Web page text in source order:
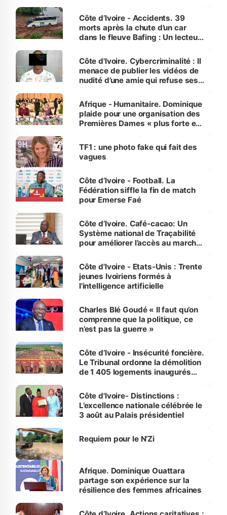
Côte d’Ivoire - Accidents. 39
morts après la chute d’un car
dans le fleuve Bafing : Un lecteur
des Transports
Côte d'Ivoire. Cybercriminalité : Il
menace de publier les vidéos de
nudité d’une amie qui refuse ses
Afrique - Humanitaire. Dominique
plaide pour une organisation des
Premières Dames « plus forte et
sur la scène internationale »
TF1 : une photo fake qui fait des
vagues
Côte d’Ivoire - Football. La
Fédération siffle la fin de match
pour Emerse Faé
Côte d’Ivoire. Café-cacao: Un
Système national de Traçabilité
pour améliorer l’accès au marché
Côte d'Ivoire - Etats-Unis : Trente
jeunes Ivoiriens formés à
l'intelligence artificielle
Charles Blé Goudé « Il faut qu’on
comprenne que la politique, ce
n’est pas la guerre »
Côte d’Ivoire - Insécurité foncière.
Le Tribunal ordonne la démolition
de 1 405 logements inaugurés
Bassam
Côte d'Ivoire- Distinctions :
L’excellence nationale célébrée le
3 août au Palais présidentiel
Requiem pour le N’Zi
Afrique. Dominique Ouattara
partage son expérience sur la
résilience des femmes africaines